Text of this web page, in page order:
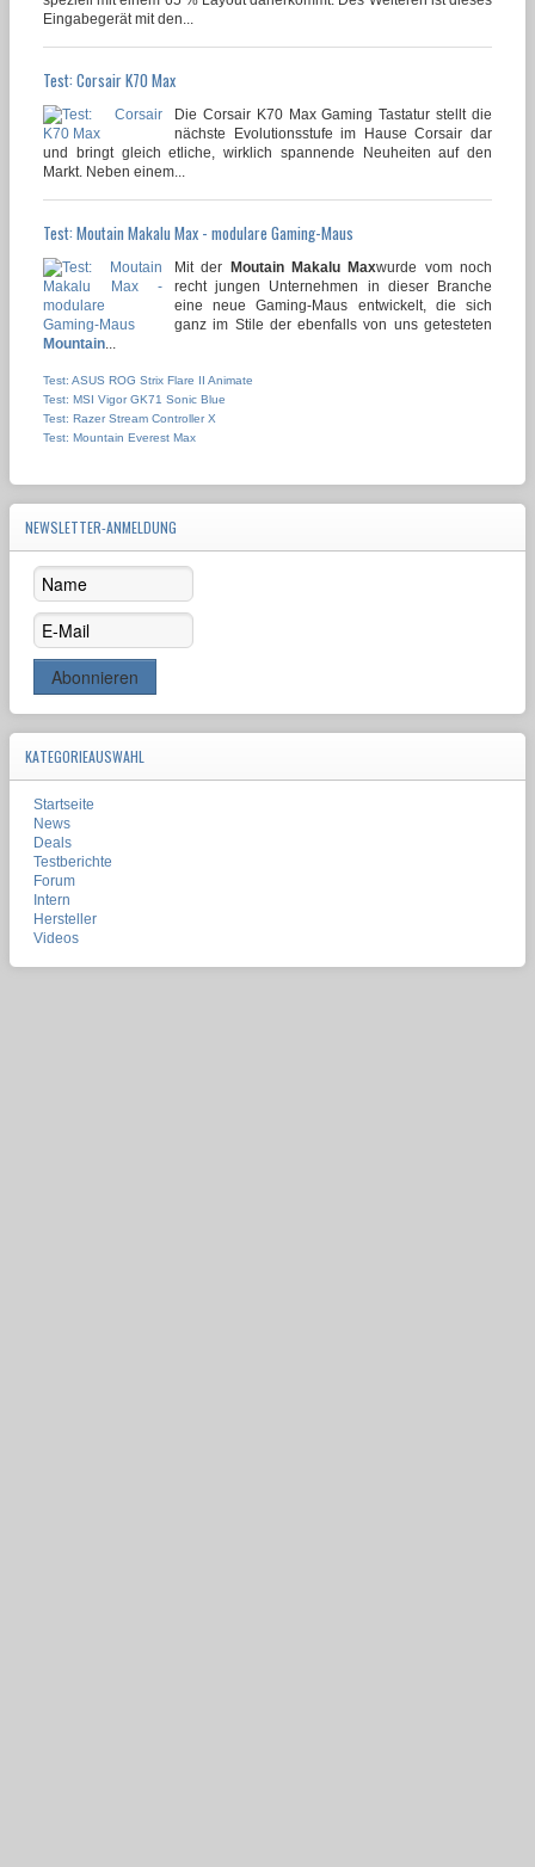
Eingabegerät mit den...
Test: Corsair K70 Max
Die Corsair K70 Max Gaming Tastatur stellt die
nächste Evolutionsstufe im Hause Corsair dar
und bringt gleich etliche, wirklich spannende Neuheiten auf den
Markt. Neben einem...
Test: Moutain Makalu Max - modulare Gaming-Maus
Mit der Moutain Makalu Maxwurde vom noch
recht jungen Unternehmen in dieser Branche
eine neue Gaming-Maus entwickelt, die sich
ganz im Stile der ebenfalls von uns getesteten
Mountain
Test: ASUS ROG Strix Flare II Animate
Test: MSI Vigor GK71 Sonic Blue
Test: Razer Stream Controller X
Test: Mountain Everest Max
NEWSLETTER-ANMELDUNG
KATEGORIEAUSWAHL
Startseite
News
Deals
Testberichte
Forum
Intern
Hersteller
Videos